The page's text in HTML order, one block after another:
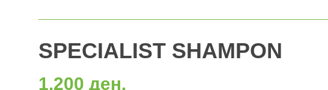
SPECIALIST SHAMPON
1.200 ден.